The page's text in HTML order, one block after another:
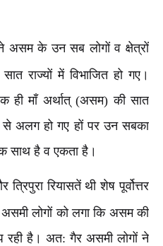
के उन सब लोगों व क्षेत्रों
राज्यों में विभाजित हो गए।
ही माँ अर्थात् (असम) की सात
अलग हो गए हों पर उन सबका
साथ है व एकता है।
रियासतें थी शेष पूर्वोत्तर
लोगों को लगा कि असम की
रही है। अत: गैर असमी लोगों ने